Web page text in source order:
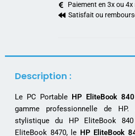
Paiement en 3x ou
Satisfait ou
Description :
Le PC PortableHP EliteBook 840
gamme professionnelle de
stylistique du HP EliteBook
EliteBook 8470, le HP EliteBook